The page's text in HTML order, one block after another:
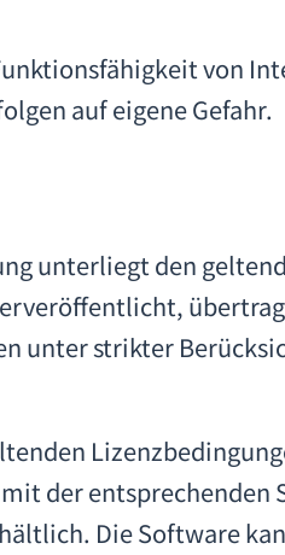
von
auf eigene Gefahr.
unterliegt den
unter strikter
der entsprechenden
Die Software